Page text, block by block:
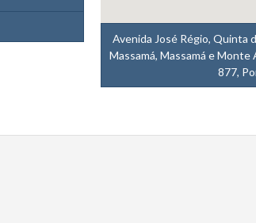
Avenida José Régio, Quinta
Massamá, Massamá e Monte
877,